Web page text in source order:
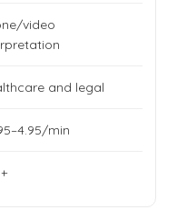
video
and legal
min